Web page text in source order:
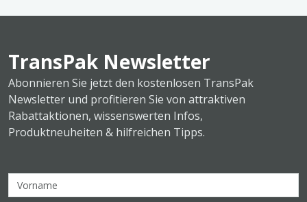
TransPak Newsletter
Abonnieren Sie jetzt den kostenlosen TransPak
Newsletter und profitieren Sie von attraktiven
Rabattaktionen, wissenswerten Infos,
Produktneuheiten & hilfreichen Tipps.